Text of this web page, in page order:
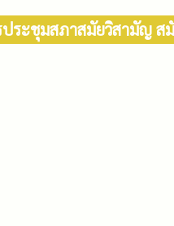
ประชุมสภาสมัยวิสามัญ ส